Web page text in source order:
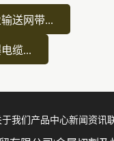
输送网带...
缆...
我们 产品中心新闻资讯